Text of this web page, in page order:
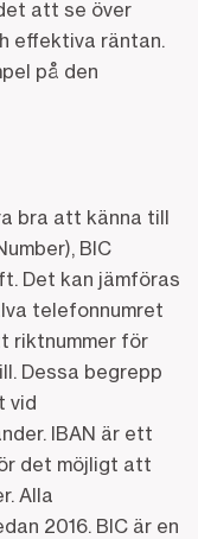
att se över
effektiva räntan.
på den
bra att känna till
BIC
Det kan jämföras
telefonnumret
riktnummer för
Dessa begrepp
vid
IBAN är ett
det möjligt att
Alla
2016. BIC är en